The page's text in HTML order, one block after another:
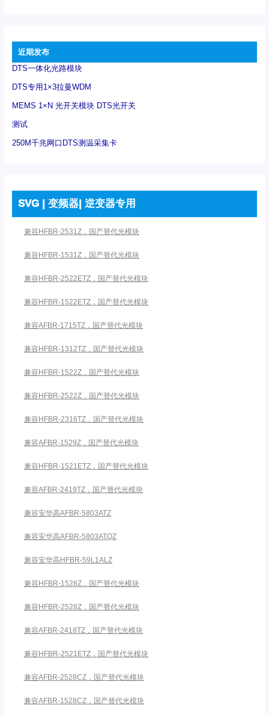
近期发布
DTS一体化光路模块
DTS专用1×3拉曼WDM
MEMS 1×N 光开关模块 DTS光开关
测试
250M千兆网口DTS测温采集卡
SVG | 变频器| 逆变器专用
兼容HFBR-2531Z，国产替代光模块
兼容HFBR-1531Z，国产替代光模块
兼容HFBR-2522ETZ，国产替代光模块
兼容HFBR-1522ETZ，国产替代光模块
兼容AFBR-1715TZ，国产替代光模块
兼容HFBR-1312TZ，国产替代光模块
兼容HFBR-1522Z，国产替代光模块
兼容HFBR-2522Z，国产替代光模块
兼容HFBR-2316TZ，国产替代光模块
兼容AFBR-1529Z，国产替代光模块
兼容HFBR-1521ETZ，国产替代光模块
兼容AFBR-2419TZ，国产替代光模块
兼容安华高AFBR-5803ATZ
兼容安华高AFBR-5803ATQZ
兼容安华高HFBR-59L1ALZ
兼容HFBR-1528Z，国产替代光模块
兼容HFBR-2528Z，国产替代光模块
兼容AFBR-2418TZ，国产替代光模块
兼容HFBR-2521ETZ，国产替代光模块
兼容AFBR-2528CZ，国产替代光模块
兼容AFBR-1528CZ，国产替代光模块